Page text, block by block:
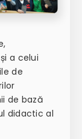
a celui
de
de bază
didactic al